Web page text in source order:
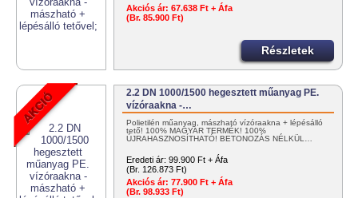
Akciós ár: 67.638 Ft + Áfa
(Br. 85.900 Ft)
Részletek
2.2 DN 1000/1500 hegesztett műanyag PE.
vízóraakna -…
Polietilén műanyag, mászható vízóraakna + lépésálló
tető! 100% MAGYAR TERMÉK! 100%
ÚJRAHASZNOSÍTHATÓ! BETONOZÁS NÉLKÜL…
Eredeti ár: 99.900 Ft + Áfa
(Br. 126.873 Ft)
Akciós ár: 77.900 Ft + Áfa
(Br. 98.933 Ft)